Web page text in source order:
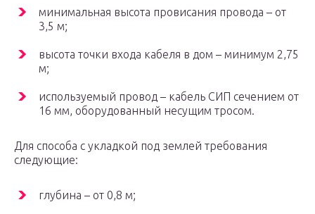
минимальная высота провисания провода – от
3,5 м;
высота точки входа кабеля в дом – минимум 2,75
м;
используемый провод – кабель СИП сечением от
16 мм, оборудованный несущим тросом.
Для способа с укладкой под землей требования
следующие:
глубина – от 0,8 м;